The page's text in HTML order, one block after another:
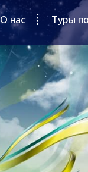
О нас Туры